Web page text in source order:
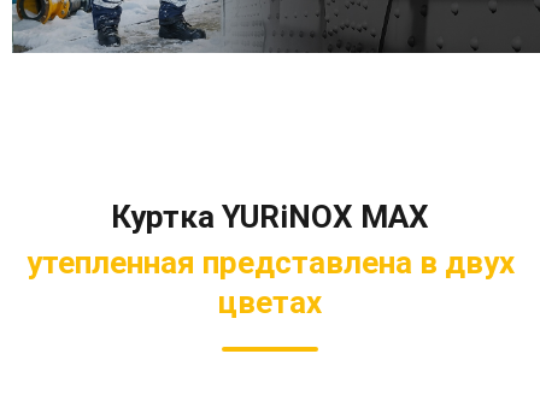
Куртка YURiNOX MAX
утепленная представлена в двух
цветах